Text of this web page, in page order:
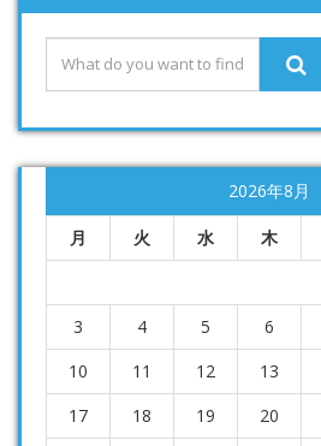
2026年8月
月 火 水 木
3
4 5 6
10
11 12 13
17
18 19 20